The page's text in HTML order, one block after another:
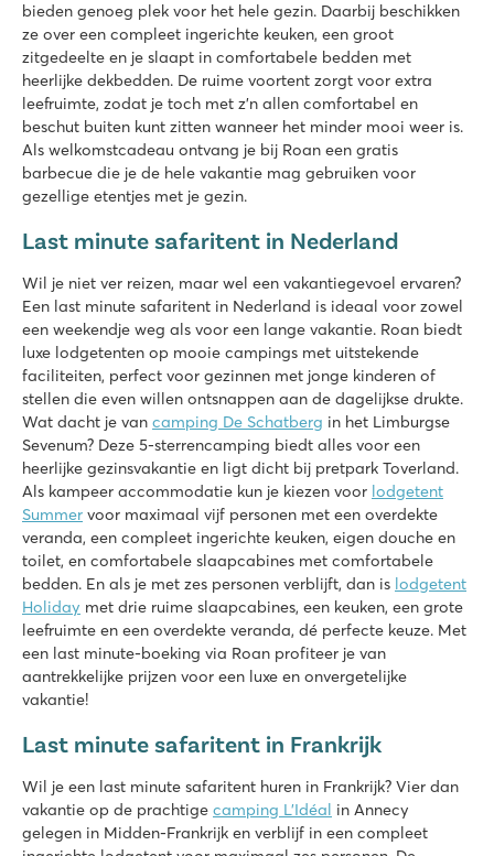
Leuk zwembad met een overzichtelijk kinderbad
Perfecte ligging directaan het Lago Maggiore
Ga een dagje naar het rustige Ortameer
Zaton Holiday Resort
Zaton Holiday Resort
Kroatië - Kroatische kust - Dalmatië - Zadar
★ ★ ★
Twee zwembaden, volop glijbaanplezier
Winkelpromenade met restaurants op de camping
Op loopafstand van het pittoreske dorpje Nin
La Rocca Manerba
La Rocca Manerba
Italië - Noord-Italië - Gardameer - Manerba del Garda
★ ★ ★
Leuk zwembad aan grasligweide met ligbedden
Tenten in de schaduw vlakbij het zwembad
De mooie plaats Montinelle ligt op loopafstand
Valamar Camping Lanterna
Valamar Camping Lanterna
Kroatië - Kroatische kust - Istrië - Poreč
★ ★ ★
Groot zwembadcomplex met meerdere glijbanen
Accommodaties vlakbij familiezwembad
20 autominuten van Poreč
Bijela Uvala
Bijela Uvala
bieden genoeg plek voor het hele gezin. Daarbij beschikken
ze over een compleet ingerichte keuken, een groot
zitgedeelte en je slaapt in comfortabele bedden met
heerlijke dekbedden. De ruime voortent zorgt voor extra
leefruimte, zodat je toch met z'n allen comfortabel en
beschut buiten kunt zitten wanneer het minder mooi weer is.
Als welkomstcadeau ontvang je bij Roan een gratis
barbecue die je de hele vakantie mag gebruiken voor
gezellige etentjes met je gezin.
Last minute safaritent in Nederland
Wil je niet ver reizen, maar wel een vakantiegevoel ervaren?
Een last minute safaritent in Nederland is ideaal voor zowel
een weekendje weg als voor een lange vakantie. Roan biedt
luxe lodgetenten op mooie campings met uitstekende
faciliteiten, perfect voor gezinnen met jonge kinderen of
stellen die even willen ontsnappen aan de dagelijkse drukte.
Wat dacht je van camping De Schatberg in het Limburgse
Sevenum? Deze 5-sterrencamping biedt alles voor een
heerlijke gezinsvakantie en ligt dicht bij pretpark Toverland.
Als kampeer accommodatie kun je kiezen voor lodgetent
Summer voor maximaal vijf personen met een overdekte
veranda, een compleet ingerichte keuken, eigen douche en
toilet, en comfortabele slaapcabines met comfortabele
bedden. En als je met zes personen verblijft, dan is lodgetent
Holiday met drie ruime slaapcabines, een keuken, een grote
leefruimte en een overdekte veranda, dé perfecte keuze. Met
een last minute-boeking via Roan profiteer je van
aantrekkelijke prijzen voor een luxe en onvergetelijke
vakantie!
Last minute safaritent in Frankrijk
Wil je een last minute safaritent huren in Frankrijk? Vier dan
vakantie op de prachtige camping L’Idéal in Annecy
gelegen in Midden-Frankrijk en verblijf in een compleet